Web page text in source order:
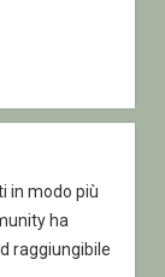
in modo più
ha
raggiungibile